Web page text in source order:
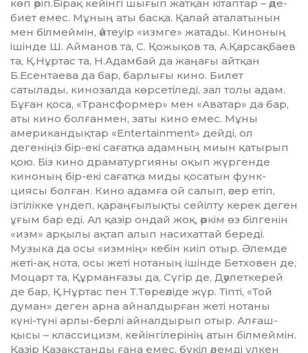
көп әріп.Бірақ кейін­гі шығып жатқан кітаптар – әде­
биет емес. Мұның аты басқа. Қа­лай аталатынын
мен білмеймін, әй­теуір «измге» жатады. Киноның
ішін­де Ш. Айманов та, С. Қожықов та, А.Қарсақбаев
та, Қ.Нұртас та, Н.Адамбай да жаңағы айтқан
Б.Есен­таева да бар, барлығы кино. Би­лет
сатылады, кинозалда көр­се­тіледі, зал толы адам.
Бұған қоса, «Трансформер» мен «Аватар» да бар,
аты кино болғанмен, заты ки­но емес. Мұны
американдықтар «Entertainment» дейді, ол
дегеніңіз бір-екі сағатқа адамның миын қа­тырып
қою. Біз кино драматур­гия­ны оқып жүргенде
киноның бір-екі сағатқа миды қосатын фун­­­к­
циясы болған. Кино адамға ой салып, әсер етіп,
ізгілікке үн­деп, қараңғылықты сейілту керек деген
ұғым бар еді. Ал қазір ондай жоқ, әркім өз білгенін
«изм» арқы­лы ақтап алып насихаттай береді.
Музыка да осы «измнің» кебін киіп отыр. Әлемде
жеті-ақ нота, осы жеті нотаның ішінде Бетховен де,
Моцарт та, Құрманғазы да, Сүгір де, Дәулеткерей
де бар, Қ.Нұр­тас пен Т.Төреәліде жүр. Тіп­ті, «Той
думан» деген арна айнал­­дыр­ған жеті нотаны
күні-түні арлы-бер­лі айналдырып отыр. Алғаш­
қысы – классицизм, кейін­гілерінің атын білмеймін.
Қазір Қазақстанды ғана емес, бүкіл әлем­ді үлкен